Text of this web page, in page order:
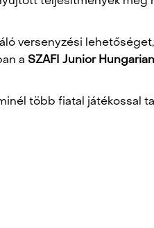
versenyzési
a SZAFI Junior
több fiatal játékossal